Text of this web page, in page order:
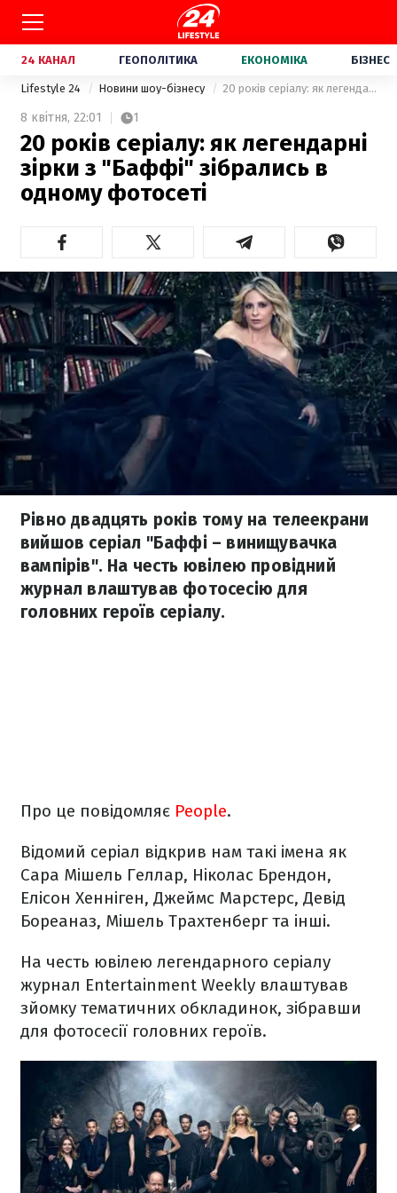
24 КАНАЛ ГЕОПОЛІТИКА ЕКОНОМІКА БІЗНЕС
Lifestyle 24 Новини шоу-бізнесу 20 років серіалу: як легендарні зірки з "Баффі" зібрались в одному фотосеті
8 квітня, 22:01 1
20 років серіалу: як легендарні
зірки з "Баффі" зібрались в
одному фотосеті
Рівно двадцять років тому на телеекрани
вийшов серіал "Баффі – винищувачка
вампірів". На честь ювілею провідний
журнал влаштував фотосесію для
головних героїв серіалу.
Про це повідомляє People.
Відомий серіал відкрив нам такі імена як
Сара Мішель Геллар, Ніколас Брендон,
Елісон Хенніген, Джеймс Марстерс, Девід
Бореаназ, Мішель Трахтенберг та інші.
На честь ювілею легендарного серіалу
журнал Entertainment Weekly влаштував
зйомку тематичних обкладинок, зібравши
для фотосесії головних героїв.